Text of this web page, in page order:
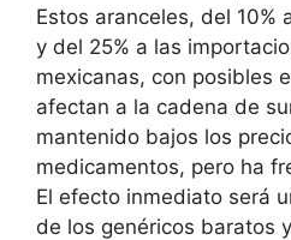
Estos aranceles, del 10%
y del 25% a las
mexicanas, con posibles
afectan a la cadena de
mantenido bajos los
medicamentos, pero ha
El efecto inmediato será
de los genéricos baratos